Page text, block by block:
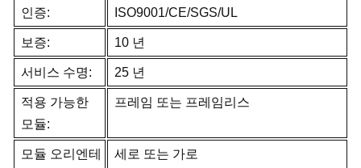
인증: ISO9001/CE/SGS/UL
보증: 10 년
서비스 수명: 25 년
적용 가능한
모듈:
프레임 또는 프레임리스
모듈 오리엔테
세로 또는 가로